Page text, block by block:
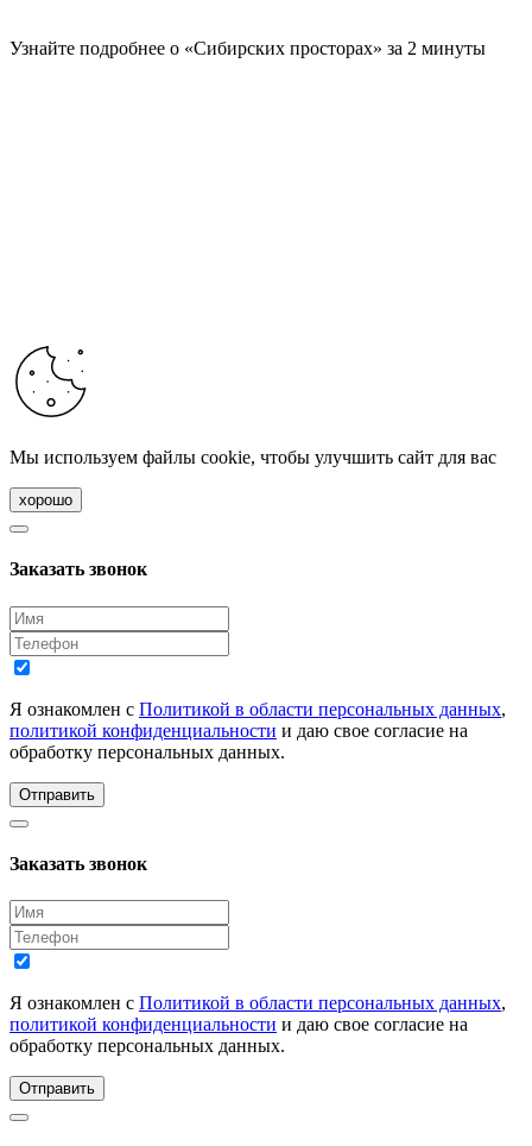
Узнайте подробнее о «Сибирских просторах» за 2 минуты
Мы используем файлы cookie, чтобы улучшить сайт для вас
хорошо
Заказать звонок
Я ознакомлен с Политикой в области персональных данных,
политикой конфиденциальности и даю свое согласие на
обработку персональных данных.
Отправить
Заказать звонок
Я ознакомлен с Политикой в области персональных данных,
политикой конфиденциальности и даю свое согласие на
обработку персональных данных.
Отправить